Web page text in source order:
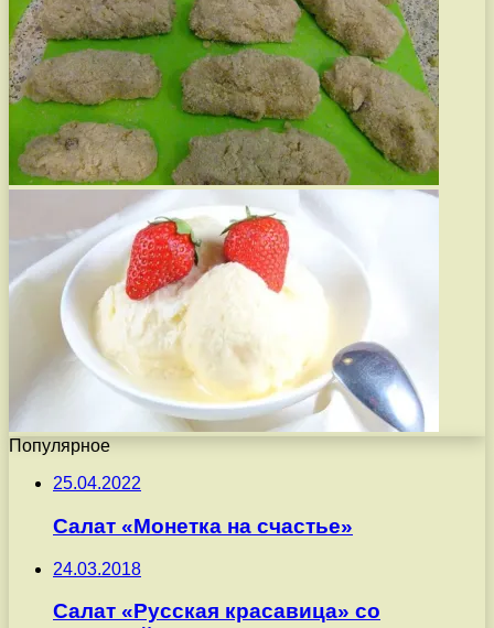
Популярное
25.04.2022
Салат «Монетка на счастье»
24.03.2018
Салат «Русская красавица» со